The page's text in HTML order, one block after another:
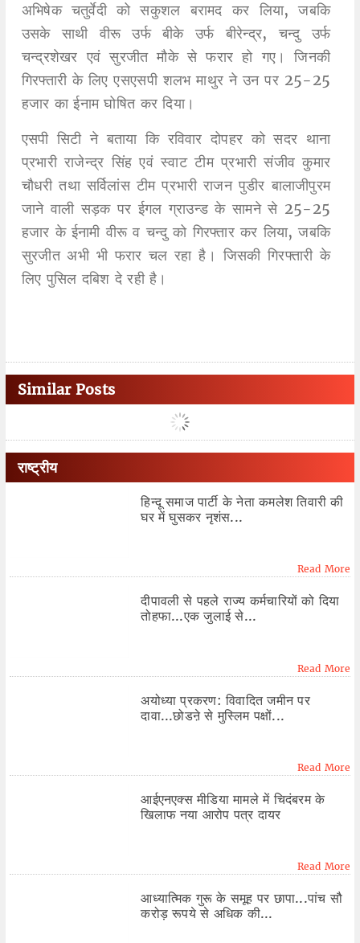
अभिषेक चतुर्वेदी को सकुशल बरामद कर लिया, जबकि
उसके साथी वीरू उर्फ बीके उर्फ बीरेन्द्र, चन्दु उर्फ
चन्द्रशेखर एवं सुरजीत मौके से फरार हो गए। जिनकी
गिरफ्तारी के लिए एसएसपी शलभ माथुर ने उन पर 25-25
हजार का ईनाम घोषित कर दिया।
एसपी सिटी ने बताया कि रविवार दोपहर को सदर थाना
प्रभारी राजेन्द्र सिंह एवं स्वाट टीम प्रभारी संजीव कुमार
चौधरी तथा सर्विलांस टीम प्रभारी राजन पुडीर बालाजीपुरम
जाने वाली सड़क पर ईगल ग्राउन्ड के सामने से 25-25
हजार के ईनामी वीरू व चन्दु को गिरफ्तार कर लिया, जबकि
सुरजीत अभी भी फरार चल रहा है। जिसकी गिरफ्तारी के
लिए पुसिल दबिश दे रही है।
Similar Posts
राष्ट्रीय
हिन्दू समाज पार्टी के नेता कमलेश तिवारी की
घर में घुसकर नृशंस...
Read More
दीपावली से पहले राज्य कर्मचारियों को दिया
तोहफा...एक जुलाई से...
Read More
अयोध्या प्रकरण: विवादित जमीन पर
दावा...छोडऩे से मुस्लिम पक्षों...
Read More
आईएनएक्स मीडिया मामले में चिदंबरम के
खिलाफ नया आरोप पत्र दायर
Read More
आध्यात्मिक गुरू के समूह पर छापा...पांच सौ
करोड़ रूपये से अधिक की...